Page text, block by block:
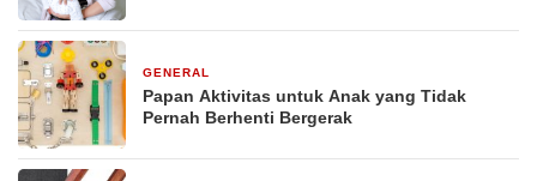
GENERAL
Papan Aktivitas untuk Anak yang Tidak
Pernah Berhenti Bergerak